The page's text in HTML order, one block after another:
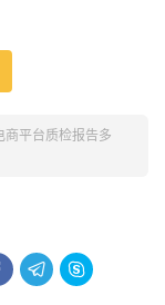
商平台质检报告多
 